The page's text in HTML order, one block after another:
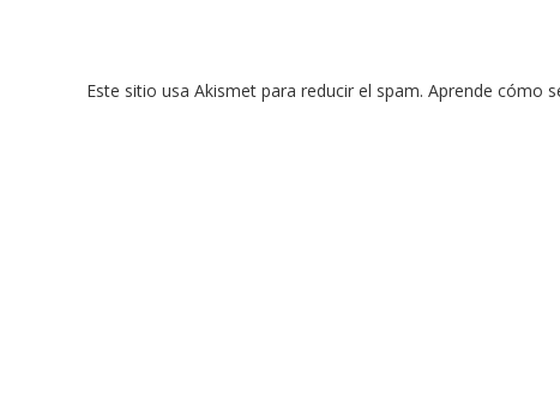
de
electrónico
Este sitio usa Akismet para reducir el spam. Aprende cómo